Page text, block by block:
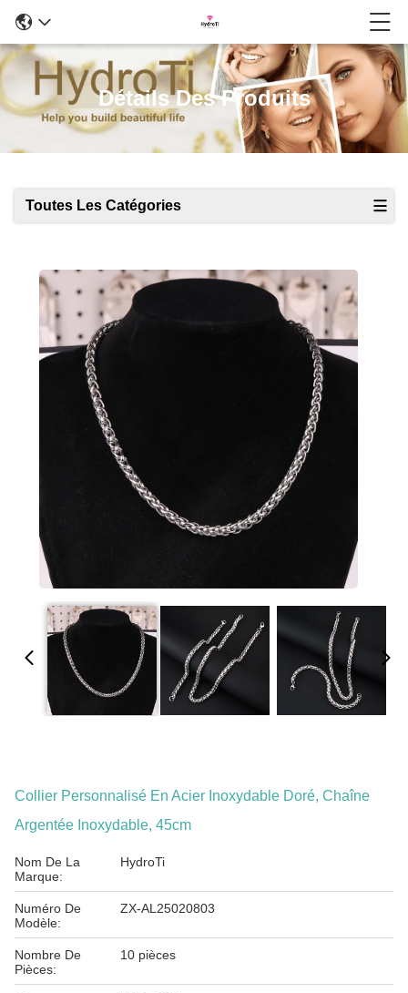
Détails Des Produits
Toutes Les Catégories
Collier Personnalisé En Acier Inoxydable Doré, Chaîne
Argentée Inoxydable, 45cm
Nom De La
Marque:
HydroTi
Numéro De
Modèle:
ZX-AL25020803
Nombre De
Pièces:
10 pièces